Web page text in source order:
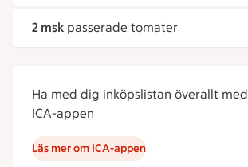
2 msk passerade tomater
Ha med dig inköpslistan överallt med
ICA-appen
Läs mer om ICA-appen